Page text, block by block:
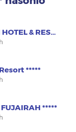
ROYAL M AL AQAH BEACH HOTEL & RESORT *****
*****
*****